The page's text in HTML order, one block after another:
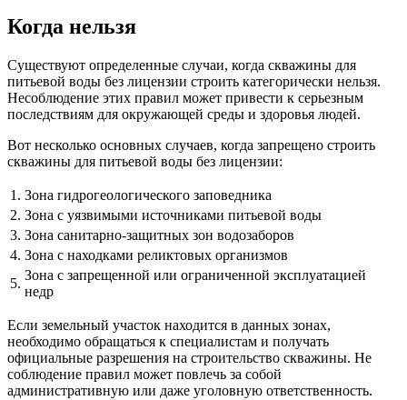
Когда нельзя
Существуют определенные случаи, когда скважины для
питьевой воды без лицензии строить категорически нельзя.
Несоблюдение этих правил может привести к серьезным
последствиям для окружающей среды и здоровья людей.
Вот несколько основных случаев, когда запрещено строить
скважины для питьевой воды без лицензии:
1. Зона гидрогеологического заповедника
2. Зона с уязвимыми источниками питьевой воды
3. Зона санитарно-защитных зон водозаборов
4. Зона с находками реликтовых организмов
5.
Зона с запрещенной или ограниченной эксплуатацией
недр
Если земельный участок находится в данных зонах,
необходимо обращаться к специалистам и получать
официальные разрешения на строительство скважины. Не
соблюдение правил может повлечь за собой
административную или даже уголовную ответственность.